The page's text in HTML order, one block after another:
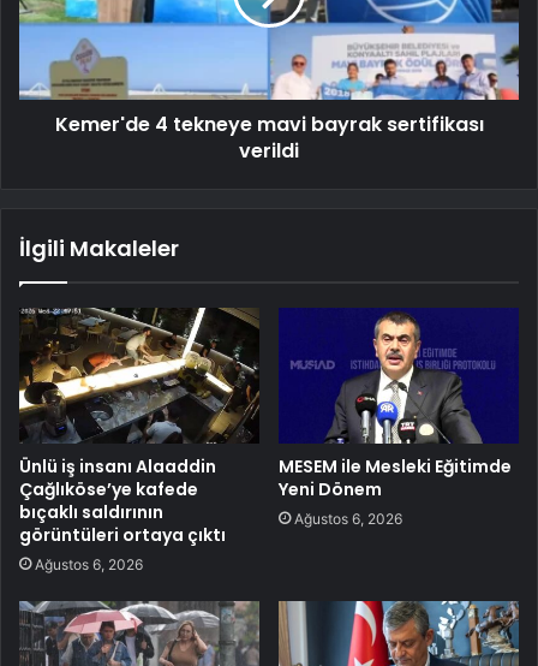
Kemer'de 4 tekneye mavi bayrak sertifikası
verildi
İlgili Makaleler
Ünlü iş insanı Alaaddin
Çağlıköse’ye kafede
bıçaklı saldırının
görüntüleri ortaya çıktı
Ağustos 6, 2026
MESEM ile Mesleki Eğitimde
Yeni Dönem
Ağustos 6, 2026